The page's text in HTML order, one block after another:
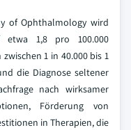
of Ophthalmology wird
etwa 1,8 pro 100.000
1 in 40.000 bis 1
die Diagnose seltener
nach wirksamer
Förderung von
in Therapien, die